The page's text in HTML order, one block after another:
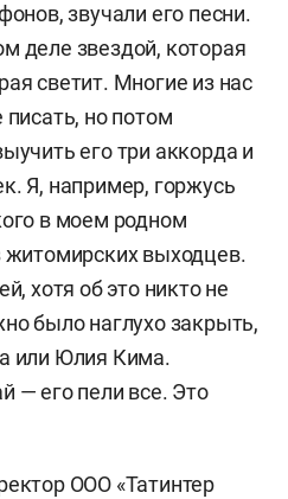
звучали его песни.
деле звездой, которая
светит. Многие из нас
писать, но потом
его три аккорда и
Я, например, горжусь
в моем родном
житомирских выходцев.
хотя об это никто не
было наглухо закрыть,
или Юлия Кима.
— его пели все. Это
ООО «Татинтер